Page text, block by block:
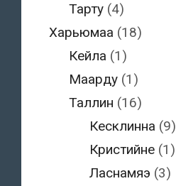
Тарту (4)
Харьюмаа (18)
Кейла (1)
Маарду (1)
Таллин (16)
Кесклинна (9)
Кристийне(1)
Ласнамяэ (3)